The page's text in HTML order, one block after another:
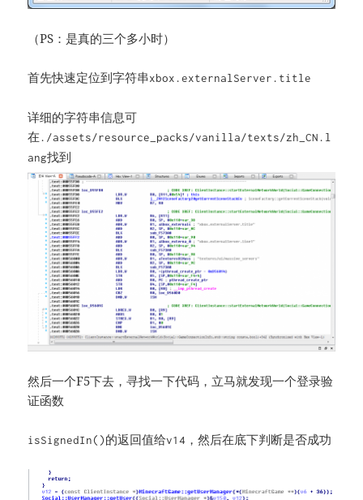
（PS：是真的三个多小时）
首先快速定位到字符串xbox.externalServer.title
详细的字符串信息可
在 ./assets/resource_packs/vanilla/texts/zh_CN.l
ang找到
然后一个F5下去，寻找一下代码，立马就发现一个登录验
证函数
isSignedIn()的返回值给v14 ，然后在底下判断是否成功